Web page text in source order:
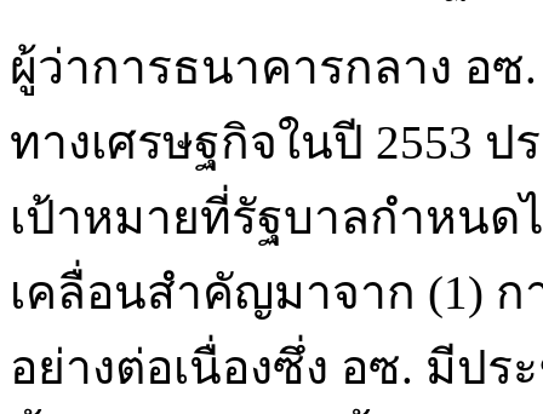
ผู้ว่าการธนาคารกลาง อซ
ทางเศรษฐกิจในปี 2553
เป้าหมายที่รัฐบาลกำหนด
เคลื่อนสำคัญมาจาก (1)
อย่างต่อเนื่องซึ่ง อซ. มีป